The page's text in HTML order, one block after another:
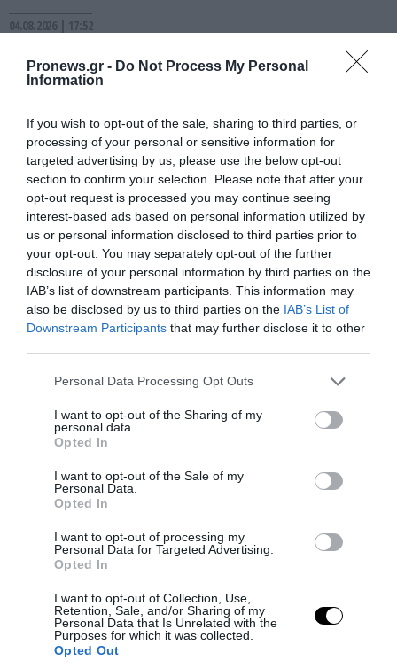
Pronews.gr - Do Not Process My Personal
Information
If you wish to opt-out of the sale, sharing to third parties, or
processing of your personal or sensitive information for
targeted advertising by us, please use the below opt-out
section to confirm your selection. Please note that after your
opt-out request is processed you may continue seeing
interest-based ads based on personal information utilized by
us or personal information disclosed to third parties prior to
your opt-out. You may separately opt-out of the further
disclosure of your personal information by third parties on the
IAB’s list of downstream participants. This information may
also be disclosed by us to third parties on the IAB’s List of
Downstream Participants that may further disclose it to other
Please note that this website/app uses one or more Google
not limited to your visit or usage behaviour. You may click to
grant or deny consent to Google and its third-party tags to
use your data for below specified purposes in below Google
consent section.
Personal Data Processing Opt Outs
I want to opt-out of the Sharing of my
personal data.
Opted In
I want to opt-out of the Sale of my
Personal Data.
Opted In
I want to opt-out of processing my
Personal Data for Targeted Advertising.
Opted In
I want to opt-out of Collection, Use,
Retention, Sale, and/or Sharing of my
Personal Data that Is Unrelated with the
Purposes for which it was collected.
Opted Out
04.08.2026 | 17:52
PRONEWS.GR / ΑΛΛΑ ΣΠΟΡ
«Έφυγε» ξαφνικά από τη ζωή σε ηλικία
34 ετών ο μαχητής του UFC Άλαν
Νασιμέντο
PRONEWS.GR /ΑΛΛΑ ΣΠΟΡ